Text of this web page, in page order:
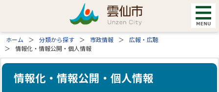
ホーム 分類から探す 市政情報
広報・広聴
情報化・情報公開・個人情報
情報化・情報公開・個人情報